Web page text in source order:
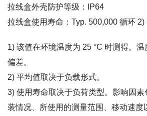
拉线盒外壳防护等级：IP64
拉线盒使用寿命：Typ. 500,000 循环 2)
1) 该值在环境温度为 25 °C 时测得。
偏差。
2) 平均值取决于负载形式。
3) 使用寿命取决于负荷类型。影响因
装情况、所使用的测量范围、移动速度